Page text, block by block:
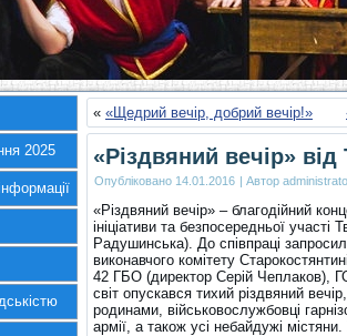
2025
« «Щедрий вечір, добрий вечір!»
«Різдвяний вечір»
Опубліковано 14.01.2016 | Автор
«Різдвяний вечір» – благодійний
ініціативи та безпосередньої
Радушинська). До співпраці
виконавчого комітету
42 ГБО (директор Серій Чеплаков),
світ опускався тихий різдвяний
родинами, військовослужбовці
армії, а також усі небайдужі